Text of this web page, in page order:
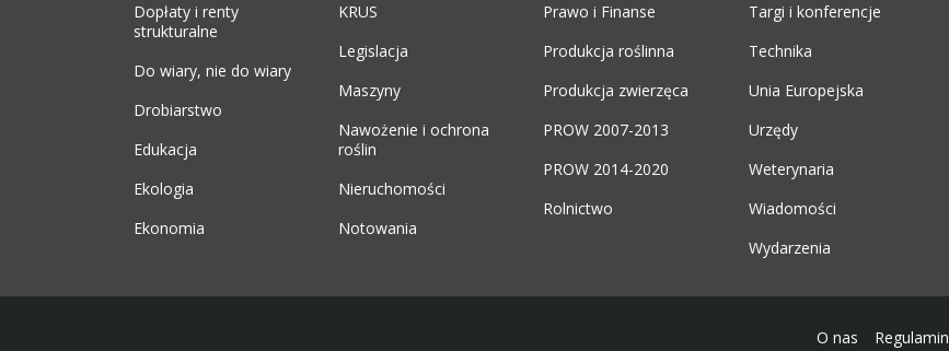
Dopłaty i renty
strukturalne
Do wiary, nie do wiary
Drobiarstwo
Edukacja
Ekologia
Ekonomia
KRUS
Legislacja
Maszyny
Nawożenie i ochrona
roślin
Nieruchomości
Notowania
Prawo i Finanse
Produkcja roślinna
Produkcja zwierzęca
PROW 2007-2013
PROW 2014-2020
Rolnictwo
Targi i konferencje
Technika
Unia Europejska
Urzędy
Weterynaria
Wiadomości
Wydarzenia
Regulamin
O nas